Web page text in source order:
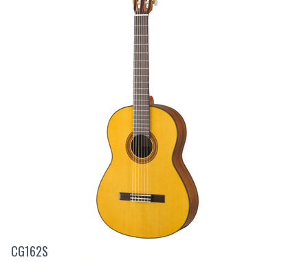
CG162S